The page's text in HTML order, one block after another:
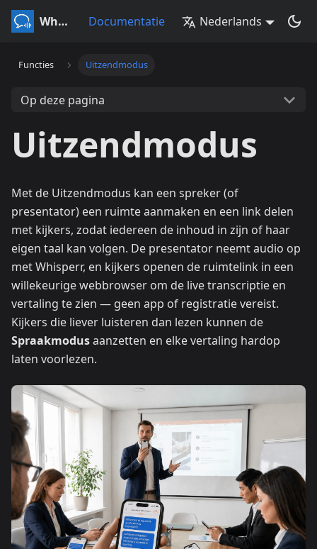
Whisperr Documentatie Nederlands
Functies Uitzendmodus
Op deze pagina
Uitzendmodus
Met de Uitzendmodus kan een spreker (of
presentator) een ruimte aanmaken en een link delen
met kijkers, zodat iedereen de inhoud in zijn of haar
eigen taal kan volgen. De presentator neemt audio op
met Whisperr, en kijkers openen de ruimtelink in een
willekeurige webbrowser om de live transcriptie en
vertaling te zien — geen app of registratie vereist.
Kijkers die liever luisteren dan lezen kunnen de
Spraakmodusaanzetten en elke vertaling hardop
laten voorlezen.